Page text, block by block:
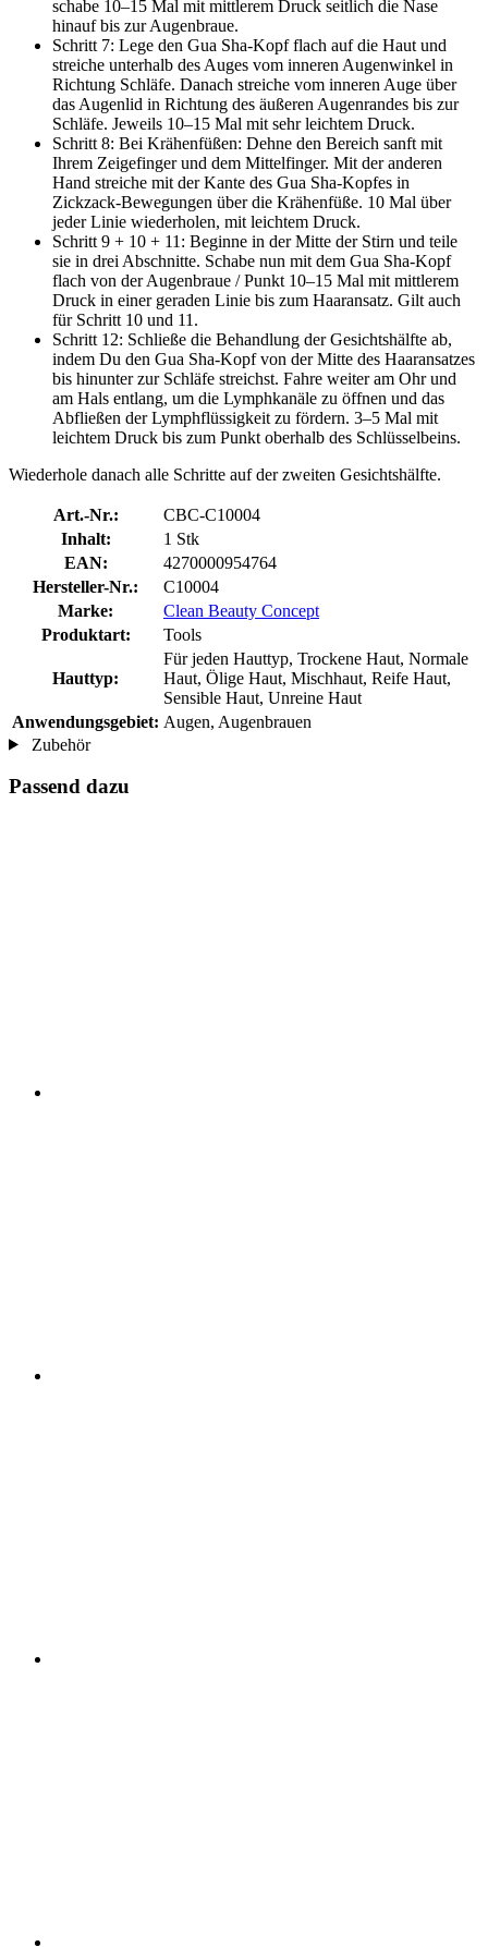
schabe 10–15 Mal mit mittlerem Druck seitlich die Nase
hinauf bis zur Augenbraue.
Schritt 7: Lege den Gua Sha-Kopf flach auf die Haut und
streiche unterhalb des Auges vom inneren Augenwinkel in
Richtung Schläfe. Danach streiche vom inneren Auge über
das Augenlid in Richtung des äußeren Augenrandes bis zur
Schläfe. Jeweils 10–15 Mal mit sehr leichtem Druck.
Schritt 8: Bei Krähenfüßen: Dehne den Bereich sanft mit
Ihrem Zeigefinger und dem Mittelfinger. Mit der anderen
Hand streiche mit der Kante des Gua Sha-Kopfes in
Zickzack-Bewegungen über die Krähenfüße. 10 Mal über
jeder Linie wiederholen, mit leichtem Druck.
Schritt 9 + 10 + 11: Beginne in der Mitte der Stirn und teile
sie in drei Abschnitte. Schabe nun mit dem Gua Sha-Kopf
flach von der Augenbraue / Punkt 10–15 Mal mit mittlerem
Druck in einer geraden Linie bis zum Haaransatz. Gilt auch
für Schritt 10 und 11.
Schritt 12: Schließe die Behandlung der Gesichtshälfte ab,
indem Du den Gua Sha-Kopf von der Mitte des Haaransatzes
bis hinunter zur Schläfe streichst. Fahre weiter am Ohr und
am Hals entlang, um die Lymphkanäle zu öffnen und das
Abfließen der Lymphflüssigkeit zu fördern. 3–5 Mal mit
leichtem Druck bis zum Punkt oberhalb des Schlüsselbeins.
Wiederhole danach alle Schritte auf der zweiten Gesichtshälfte.
Art.-Nr.:
CBC-C10004
Inhalt:
1 Stk
EAN:
4270000954764
Hersteller-Nr.:
C10004
Marke:
Clean Beauty Concept
Produktart:
Tools
Hauttyp:
Für jeden Hauttyp, Trockene Haut, Normale
Haut, Ölige Haut, Mischhaut, Reife Haut,
Sensible Haut, Unreine Haut
Anwendungsgebiet: Augen, Augenbrauen
Zubehör
Passend dazu